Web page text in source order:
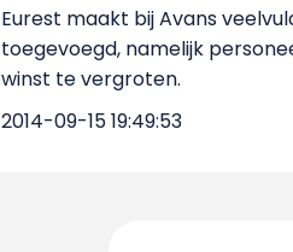
Eurest maakt bij Avans
toegevoegd, namelijk
winst te vergroten.
2014-09-15 19:49:53